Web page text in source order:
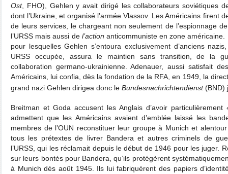
Ost, FHO), Gehlen y avait dirigé les collaborateurs soviétiques
dont l’Ukraine, et organisé l’armée Vlassov. Les Américains firent
de leurs services, le chargeant non seulement de l’espionnage
l’URSS mais aussi de l’action anticommuniste en zone américaine.
pour lesquelles Gehlen s’entoura exclusivement d’anciens
URSS occupée, assura le maintien sans transition, de la
collaboration germano-ukrainienne. Adenauer, aussi satisfait
Américains, lui confia, dès la fondation de la RFA, en 1949, la
grand nazi Gehlen dirigea donc le Bundesnachrichtendienst(BND)
Breitman et Goda accusent les Anglais d’avoir
admettent que les Américains avaient d’emblée laissé les
membres de l’OUN reconstituer leur groupe à Munich et
tous les prétextes de livrer Bandera et autres criminels de
l’URSS, qui les réclamait depuis le début de 1946 pour les juger.
sur leurs bontés pour Bandera, qu’ils protégèrent
à Munich dès août 1945. Ils lui fabriquèrent des papiers